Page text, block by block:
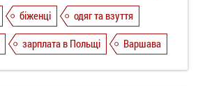
біженці
одяг та взуття
зарплата в Польщі Варшава